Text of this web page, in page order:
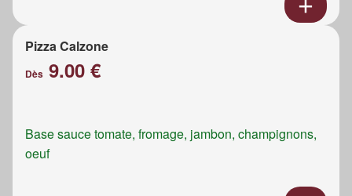
Pizza Calzone
Dès 9.00 €
Base sauce tomate, fromage, jambon, champignons,
oeuf